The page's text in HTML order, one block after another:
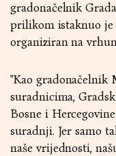
gradonačelnik
prilikom istaknuo je
organiziran na
"Kao gradonačelnik
suradnicima,
Bosne i
suradnji. Jer samo
naše vrijednosti,